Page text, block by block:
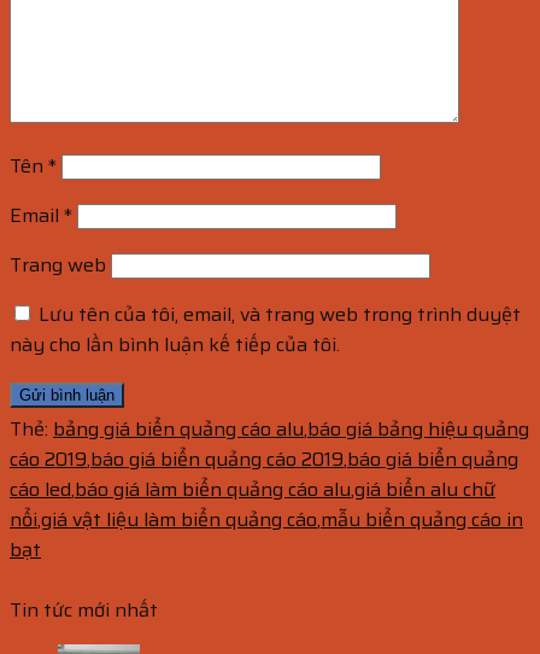
Tên *
Email *
Trang web
Lưu tên của tôi, email, và trang web trong trình duyệt
này cho lần bình luận kế tiếp của tôi.
Thẻ: bảng giá biển quảng cáo alu,báo giá bảng hiệu quảng
cáo 2019,báo giá biển quảng cáo 2019,báo giá biển quảng
cáo led,báo giá làm biển quảng cáo alu,giá biển alu chữ
nổi,giá vật liệu làm biển quảng cáo,mẫu biển quảng cáo in
bạt
Tin tức mới nhất